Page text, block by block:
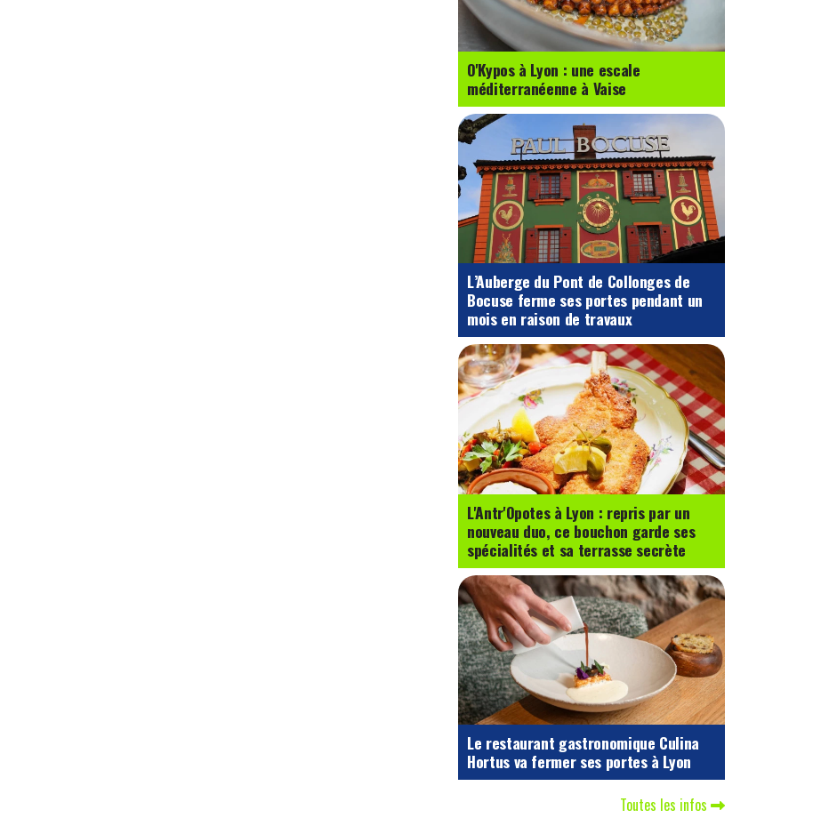
O'Kypos à Lyon : une escale
méditerranéenne à Vaise
L’Auberge du Pont de Collonges de
Bocuse ferme ses portes pendant un
mois en raison de travaux
L'Antr'Opotes à Lyon : repris par un
nouveau duo, ce bouchon garde ses
spécialités et sa terrasse secrète
Le restaurant gastronomique Culina
Hortus va fermer ses portes à Lyon
Toutes les infos